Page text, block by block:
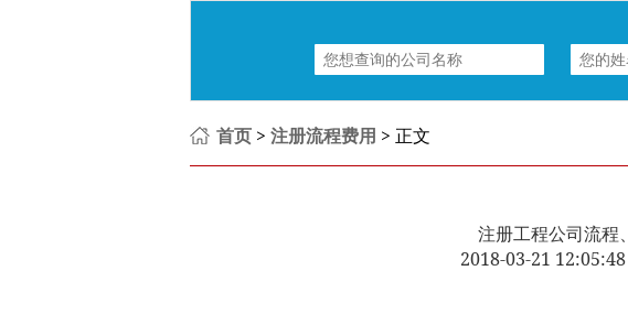
首页 > 注册流程费用 > 正文
注册工程公司流程
2018-03-21